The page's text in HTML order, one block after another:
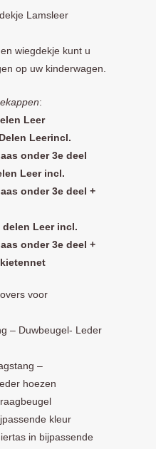
Lamsleer
wiegdekje kunt u
op uw kinderwagen.
:
Leer
Leerincl.
onder 3e deel
Leer incl.
onder 3e deel +
Leer incl.
onder 3e deel +
voor
– Duwbeugel- Leder
–
hoezen
kleur
in bijpassende